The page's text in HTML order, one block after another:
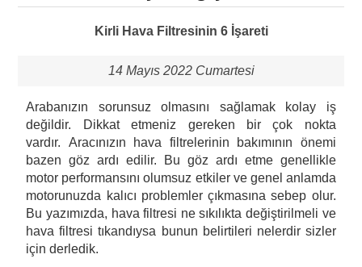
Kirli Hava Filtresinin 6 İşareti
14 Mayıs 2022 Cumartesi
Arabanızın sorunsuz olmasını sağlamak kolay iş
değildir. Dikkat etmeniz gereken bir çok nokta
vardır. Aracınızın hava filtrelerinin bakımının önemi
bazen göz ardı edilir. Bu göz ardı etme genellikle
motor performansını olumsuz etkiler ve genel anlamda
motorunuzda kalıcı problemler çıkmasına sebep olur.
Bu yazımızda, hava filtresi ne sıkılıkta değiştirilmeli ve
hava filtresi tıkandıysa bunun belirtileri nelerdir sizler
için derledik.